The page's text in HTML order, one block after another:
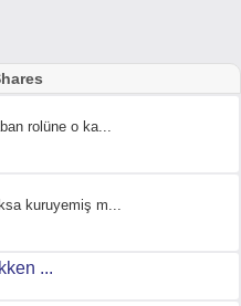
rolüne o ka...
kuruyemiş m...
...